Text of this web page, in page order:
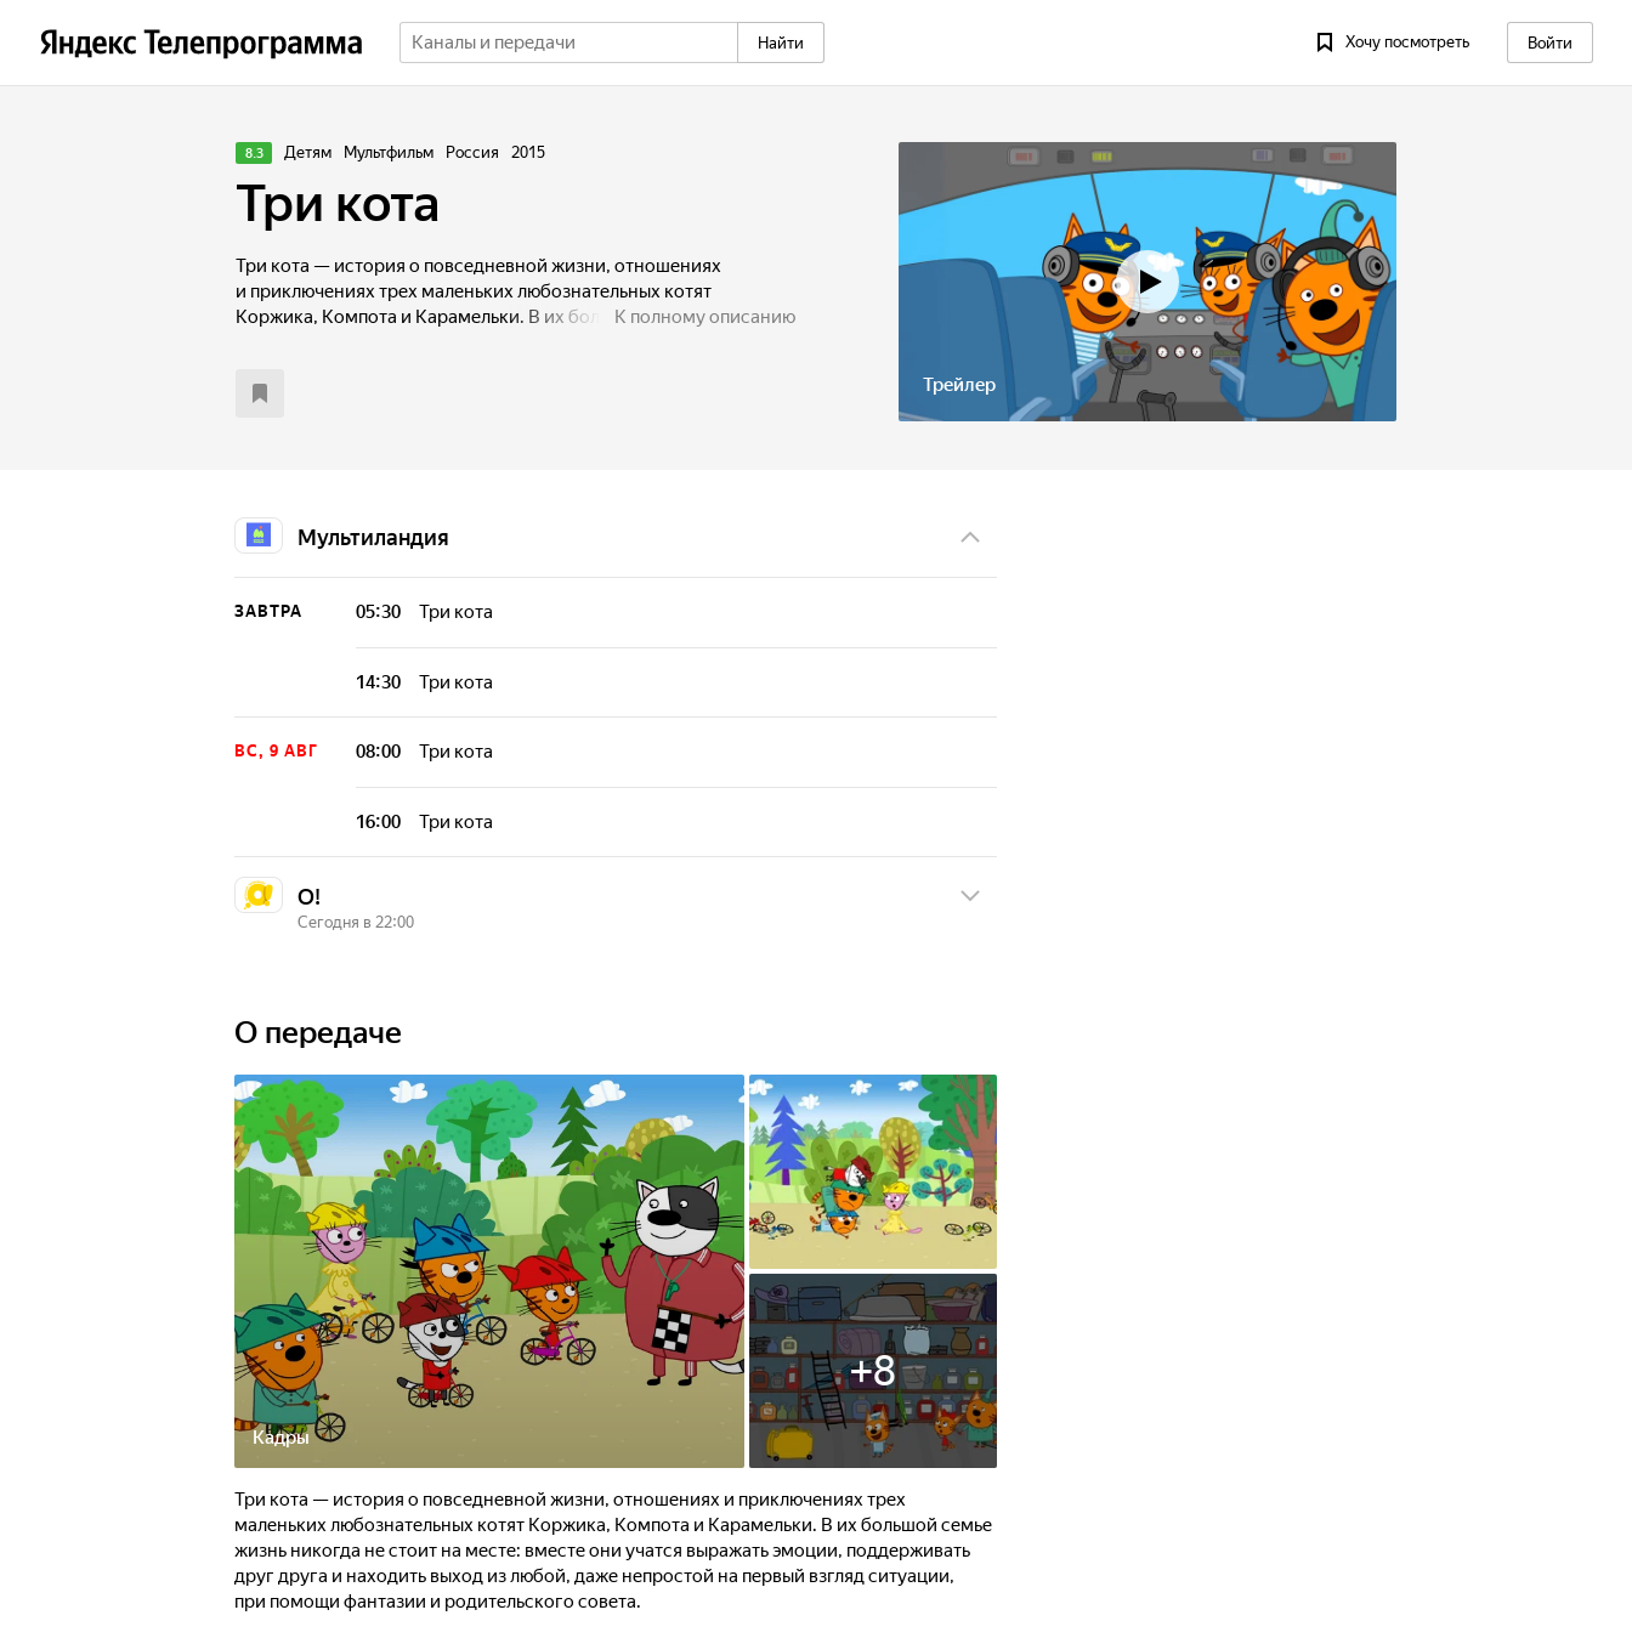
Найти Хочу посмотреть Войти
Трейлер
8.3 Детям Мультфильм Россия 2015
Три кота
Три кота — история о повседневной жизни, отношениях
и приключениях трех маленьких любознательных котят
Коржика, Компота и Карамельки. В их большой семье жизнь
непростой на первый взгляд ситуации, при помощи фантазии
К полному описанию
Мультиландия
ЗАВТРА 05:30 Три кота
14:30 Три кота
ВС, 9 АВГ 08:00 Три кота
16:00 Три кота
О!
Сегодня в 22:00
ЗАВТРА 06:10
ПТ, 7 АВГ 06:10 10:20 20:05 02:05
СБ, 8 АВГ 05:30 00:00
О передаче
Кадры
+8
Три кота — история о повседневной жизни, отношениях и приключениях трех
маленьких любознательных котят Коржика, Компота и Карамельки. В их большой семье
жизнь никогда не стоит на месте: вместе они учатся выражать эмоции, поддерживать
друг друга и находить выход из любой, даже непростой на первый взгляд ситуации,
при помощи фантазии и родительского совета.